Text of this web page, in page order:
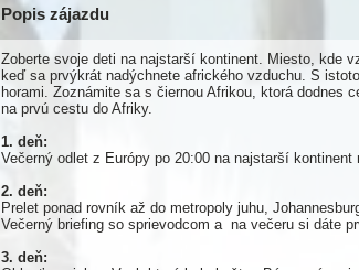
Popis zájazdu
Zoberte svoje deti na najstarší kontinent. Miesto, kde
keď sa prvýkrát nadýchnete afrického vzduchu. S
horami. Zoznámite sa s čiernou Afrikou, ktorá dodnes
na prvú cestu do Afriky.
1. deň:
Večerný odlet z Európy po 20:00 na najstarší
2. deň:
Prelet ponad rovník až do metropoly juhu,
Večerný briefing so sprievodcom a na večeru si dáte
3. deň: